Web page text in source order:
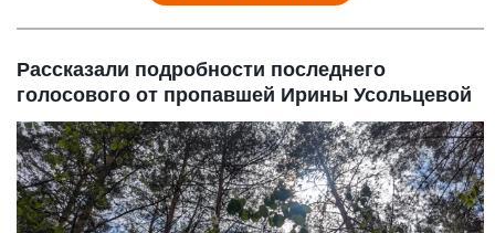
Рассказали подробности последнего
голосового от пропавшей Ирины Усольцевой